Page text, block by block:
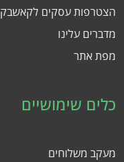
הצטרפות עסקים לקאשבק
מדברים עלינו
מפת אתר
כלים שימושיים
מעקב משלוחים